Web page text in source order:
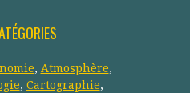
, Atmosphère,
, Cartographie,